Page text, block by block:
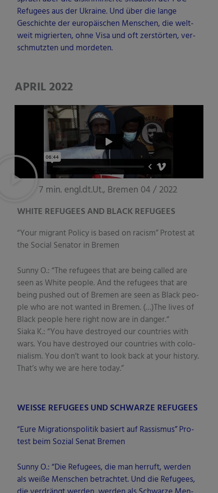
Refu­gees aus der Ukrai­ne. Und über die lan­ge
Geschich­te der euro­päi­schen Men­schen, die welt­
weit migrier­ten, ohne Visa und oft zer­stör­ten, ver­
schmutz­ten und mordeten.
APRIL 2022
7 min. engl.dt.Ut., Bremen 04 / 2022
WHITE REFUGEES AND BLACK REFUGEES
“Your migrant Poli­cy is based on racism” Pro­test at
the Social Sena­tor in Bremen
Sun­ny O.: “The refu­gees that are being cal­led are
seen as White peo­p­le. And the refu­gees that are
being pushed out of Bre­men are seen as Black peo­
p­le who are not wan­ted in Bre­men. (…)The lives of
Black peo­p­le here right now are in dan­ger.“
Sia­ka K.: “You have des­troy­ed our count­ries with
wars. You have des­troy­ed our count­ries with colo­
nia­lism. You don’t want to look back at your histo­ry.
That’s why we are here today.”
WEISSE REFUGEES UND SCHWARZE REFUGEES
“Eure Migra­ti­ons­po­li­tik basiert auf Ras­sis­mus” Pro­
test beim Sozi­al Senat Bremen
Sun­ny O.: “Die Refu­gees, die man her­ruft, wer­den
als wei­ße Men­schen betrach­tet. Und die Refu­gees,